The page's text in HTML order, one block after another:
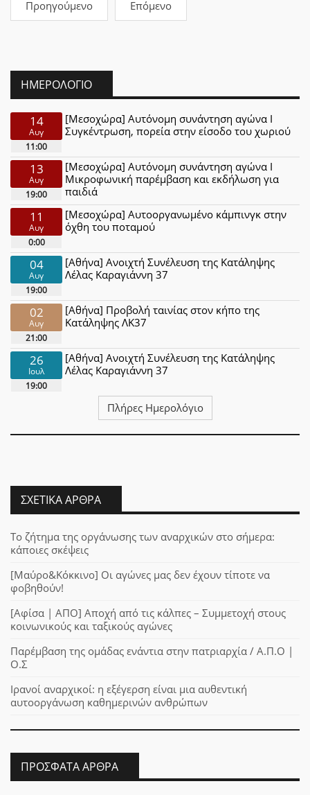
Προηγούμενο Επόμενο
ΗΜΕΡΟΛΌΓΙΟ
14
Αυγ
11:00
[Μεσοχώρα] Αυτόνομη συνάντηση αγώνα Ι
Συγκέντρωση, πορεία στην είσοδο του χωριού
13
Αυγ
19:00
[Μεσοχώρα] Αυτόνομη συνάντηση αγώνα Ι
Μικροφωνική παρέμβαση και εκδήλωση για
παιδιά
11
Αυγ
0:00
[Μεσοχώρα] Αυτοοργανωμένο κάμπινγκ στην
όχθη του ποταμού
04
Αυγ
19:00
[Αθήνα] Ανοιχτή Συνέλευση της Κατάληψης
Λέλας Καραγιάννη 37
02
Αυγ
21:00
[Αθήνα] Προβολή ταινίας στον κήπο της
Κατάληψης ΛΚ37
26
Ιουλ
19:00
[Αθήνα] Ανοιχτή Συνέλευση της Κατάληψης
Λέλας Καραγιάννη 37
Πλήρες Ημερολόγιο
ΣΧΕΤΙΚΆ ΆΡΘΡΑ
Το ζήτημα της οργάνωσης των αναρχικών στο σήμερα:
κάποιες σκέψεις
[Μαύρο&Κόκκινο] Οι αγώνες μας δεν έχουν τίποτε να
φοβηθούν!
[Αφίσα | ΑΠΟ] Αποχή από τις κάλπες – Συμμετοχή στους
κοινωνικούς και ταξικούς αγώνες
Παρέμβαση της ομάδας ενάντια στην πατριαρχία / Α.Π.Ο |
Ο.Σ
Ιρανοί αναρχικοί: η εξέγερση είναι μια αυθεντική
αυτοοργάνωση καθημερινών ανθρώπων
ΠΡΌΣΦΑΤΑ ΆΡΘΡΑ